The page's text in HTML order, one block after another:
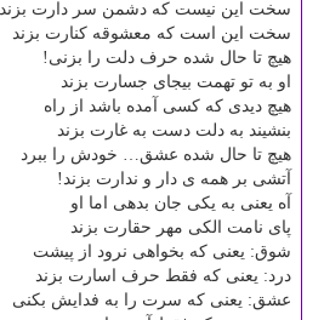
سخت این نیست كه دشمن سر دارت بزند
سخت این است كه معشوقه كنارت بزند
هیچ تا حال شده حرف دلت را بزنی!
او به تو تهمت بیجای جسارت بزند
هیچ دیدی كه كسی آمده باشد از راه
بنشیند به دلت دست به غارت بزند
هیچ تا حال شده عشق… خودش را ببرد
آتشی بر همه ی دار و ندارت بزند!
آه یعنی به یكی جان بدهی اما او
پای نامت الكی مهر حقارت بزند
شوق: یعنی كه بخواهی نرود از پیشت
درد: یعنی كه فقط حرف اسارت بزند
عشق: یعنی كه سرت را به فدایش بكنی